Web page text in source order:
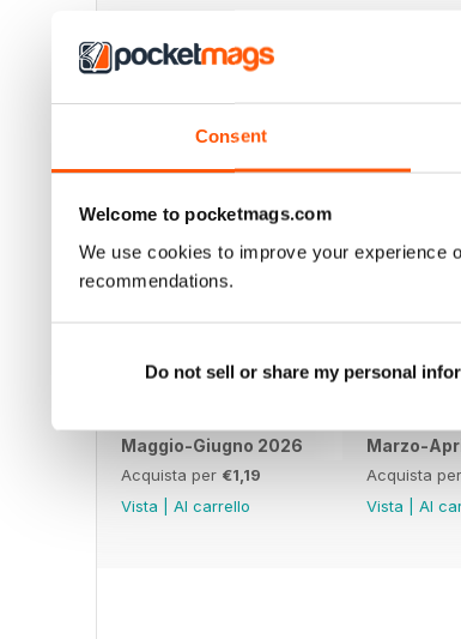
Consent
Welcome to pocketmags.com
We use cookies to improve your experience
recommendations.
Do not sell or share my personal
Maggio-Giugno 2026
Acquista per €1,19
Vista
Al carrello
Marzo-
Acquista per
Vista
Al